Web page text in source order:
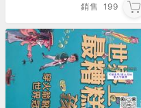
銷售 199